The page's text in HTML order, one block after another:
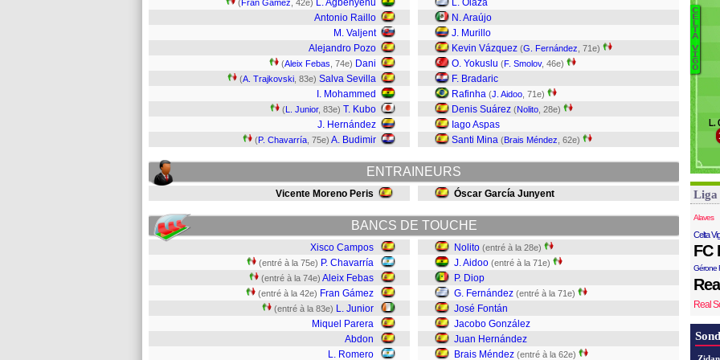
(Fran Gámez , 42e) L. Agbenyenu
Antonio Raillo
M. Valjent
Alejandro Pozo
(Aleix Febas , 74e) Dani
(A. Trajkovski , 83e) Salva Sevilla
I. Mohammed
(L. Junior, 83e) T. Kubo
J. Hernández
(P. Chavarría , 75e) A. Budimir
L. Olaza
N. Araújo
J. Murillo
Kevin Vázquez (G. Fernández , 71e)
O. Yokuslu (F. Smolov, 46e)
F. Bradaric
Rafinha (J. Aidoo , 71e)
Denis Suárez (Nolito , 28e)
Iago Aspas
Santi Mina (Brais Méndez , 62e)
ENTRAINEURS
Vicente Moreno Peris Óscar García Junyent
BANCS DE TOUCHE
Xisco Campos
(entré à la 75e) P. Chavarría
(entré à la 74e) Aleix Febas
(entré à la 42e) Fran Gámez
(entré à la 83e) L. Junior
Miquel Parera
Abdon
L. Romero
Nolito (entré à la 28e)
J. Aidoo (entré à la 71e)
P. Diop
G. Fernández (entré à la 71e)
José Fontán
Jacobo González
Juan Hernández
Brais Méndez (entré à la 62e)
C
E
L
T
A
V
I
G
O
L.
Liga
Alaves
Celta
FC
Gérone
Real